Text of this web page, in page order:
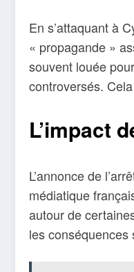
En s’attaquant à
« propagande »
souvent louée
controversés.
L’impact
L’annonce de
médiatique
autour de
les